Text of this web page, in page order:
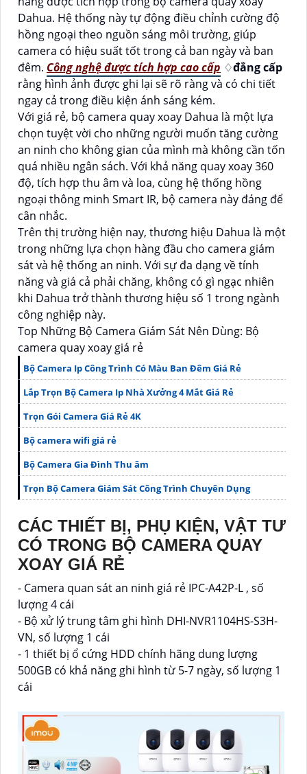
Dahua. Hệ thống này tự động điều chỉnh cường độ
hồng ngoại theo nguồn sáng môi trường, giúp
camera có hiệu suất tốt trong cả ban ngày và ban
đêm. Công nghệ được tích hợp cao cấp ♢đẳng cấp
rằng hình ảnh được ghi lại sẽ rõ ràng và có chi tiết
ngay cả trong điều kiện ánh sáng kém.
Với giá rẻ, bộ camera quay xoay Dahua là một lựa
chọn tuyệt vời cho những người muốn tăng cường
an ninh cho không gian của mình mà không cần tốn
quá nhiều ngân sách. Với khả năng quay xoay 360
độ, tích hợp thu âm và loa, cùng hệ thống hồng
ngoại thông minh Smart IR, bộ camera này đáng để
cân nhắc.
Trên thị trường hiện nay, thương hiệu Dahua là một
trong những lựa chọn hàng đầu cho camera giám
sát và hệ thống an ninh. Với sự đa dạng về tính
năng và giá cả phải chăng, không có gì ngạc nhiên
khi Dahua trở thành thương hiệu số 1 trong ngành
công nghiệp này.
Top Những Bộ Camera Giám Sát Nên Dùng: Bộ
camera quay xoay giá rẻ
Bộ Camera Ip Công Trình Có Màu Ban Đêm Giá Rẻ
Lắp Trọn Bộ Camera Ip Nhà Xưởng 4 Mắt Giá Rẻ
Trọn Gói Camera Giá Rẻ 4K
Bộ camera wifi giá rẻ
Bộ Camera Gia Đình Thu âm
Trọn Bộ Camera Giám Sát Công Trình Chuyên Dụng
CÁC THIẾT BỊ, PHỤ KIỆN, VẬT TƯ
CÓ TRONG BỘ CAMERA QUAY
XOAY GIÁ RẺ
- Camera quan sát an ninh giá rẻ IPC-A42P-L , số
lượng 4 cái
- Bộ xử lý trung tâm ghi hình DHI-NVR1104HS-S3H-
VN, số lượng 1 cái
- 1 thiết bị ổ cứng HDD chính hãng dung lượng
500GB có khả năng ghi hình từ 5-7 ngày, số lượng 1
cái